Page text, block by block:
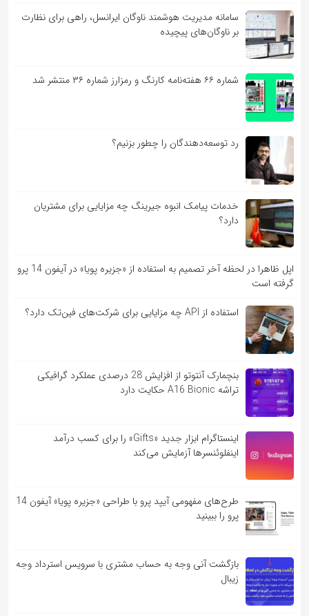
سامانه مدیریت هوشمند ناوگان ایرانسل، راهی برای نظارت
بر ناوگان‌های پیچیده
شماره ۶۶ هفته‌نامه کارنگ و رمزارز شماره ۳۶ منتشر شد
رد توسعه‌دهندگان را چطور بزنیم؟
خدمات پیامک انبوه جیرینگ چه مزایایی برای مشتریان
دارد؟
اپل ظاهرا در لحظه آخر تصمیم به استفاده از «جزیره پویا» در آیفون 14 پرو
گرفته است
استفاده از API چه مزایایی برای شرکت‌های فین‌تک دارد؟
بنچمارک آنتوتو از افزایش 28 درصدی عملکرد گرافیکی
تراشه A16 Bionic حکایت دارد
اینستاگرام ابزار جدید «Gifts» را برای کسب درآمد
اینفلوئنسرها آزمایش می‌کند
طرح‌های مفهومی آیپد پرو با طراحی «جزیره پویا» آیفون 14
پرو را ببینید
بازگشت آنی وجه به حساب مشتری با سرویس استرداد وجه
زیبال